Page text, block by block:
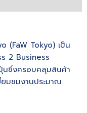
(FaW Tokyo) เป็น
2 Business
นซึ่งครอบคลุมสินค้า
มชมงานประมาณ